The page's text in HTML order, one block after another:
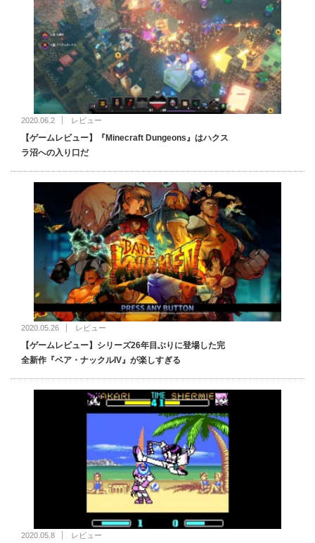
2020.06.2 レビュー
【ゲームレビュー】『Minecraft Dungeons』はハクス
ラ沼への入り口だ
2020.05.26 レビュー
【ゲームレビュー】シリーズ26年目ぶりに登場した完
全新作『ベア・ナックルIV』が楽しすぎる
2020.05.8 レビュー